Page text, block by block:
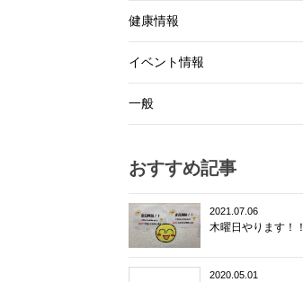
健康情報
イベント情報
一般
おすすめ記事
2021.07.06
木曜日やります！！
2020.05.01